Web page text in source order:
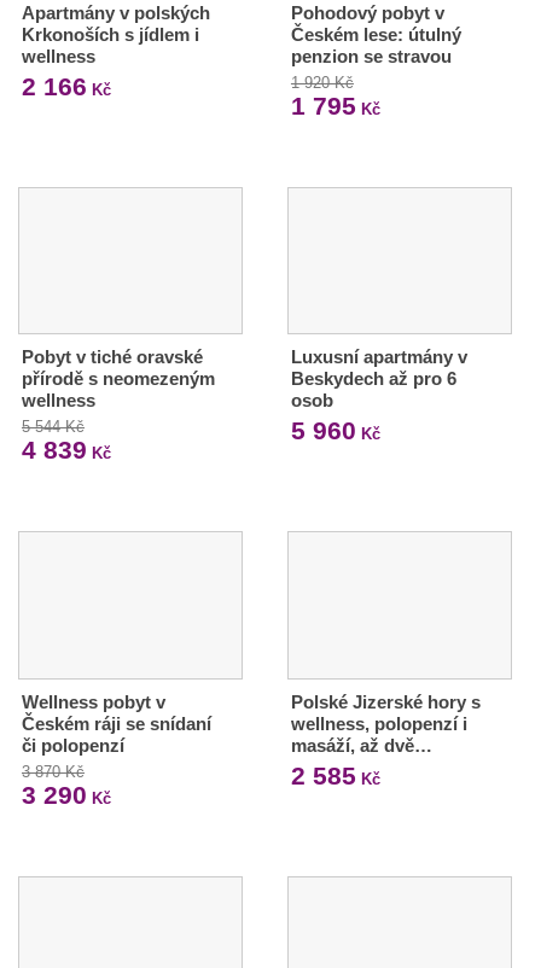
Apartmány v polských
Krkonoších s jídlem i
wellness
2 166 Kč
Pohodový pobyt v
Českém lese: útulný
penzion se stravou
1 920 Kč
1 795 Kč
Pobyt v tiché oravské
přírodě s neomezeným
wellness
5 544 Kč
4 839 Kč
Luxusní apartmány v
Beskydech až pro 6
osob
5 960 Kč
Wellness pobyt v
Českém ráji se snídaní
či polopenzí
3 870 Kč
3 290 Kč
Polské Jizerské hory s
wellness, polopenzí i
masáží, až dvě…
2 585 Kč